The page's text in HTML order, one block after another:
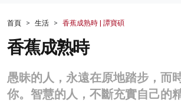
財經
生活
商業
首頁 生活 香蕉成熟時 | 譚寶碩
香蕉成熟時
愚昧的人，永遠在原地踏步，而
你。智慧的人，不斷充實自己的